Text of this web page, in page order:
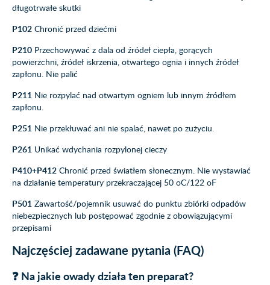
długotrwałe skutki
P102 Chronić przed dziećmi
P210 Przechowywać z dala od źródeł ciepła, gorących
powierzchni, źródeł iskrzenia, otwartego ognia i innych źródeł
zapłonu. Nie palić
P211 Nie rozpylać nad otwartym ogniem lub innym źródłem
zapłonu.
P251 Nie przekłuwać ani nie spalać, nawet po zużyciu.
P261 Unikać wdychania rozpylonej cieczy
P410+P412 Chronić przed światłem słonecznym. Nie wystawiać
na działanie temperatury przekraczającej 50 oC/122 oF
P501 Zawartość/pojemnik usuwać do punktu zbiórki odpadów
niebezpiecznych lub postępować zgodnie z obowiązującymi
przepisami
Najczęściej zadawane pytania (FAQ)
❓ Na jakie owady działa ten preparat?